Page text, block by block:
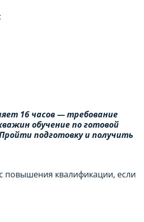
16 часов — требование
обучение по готовой
подготовку и получить
повышения квалификации, если